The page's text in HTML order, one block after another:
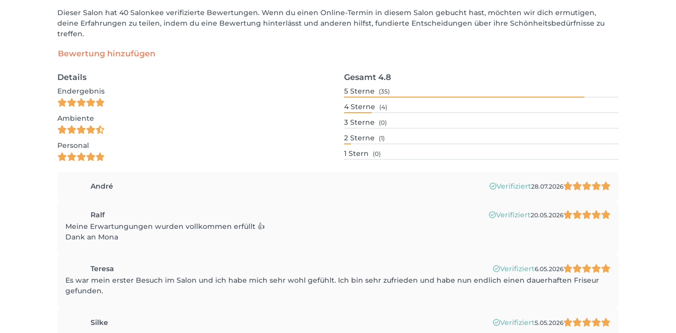
Dieser Salon hat 40 Salonkee verifizierte Bewertungen. Wenn du einen Online-Termin in diesem Salon gebucht hast, möchten wir dich ermutigen,
deine Erfahrungen zu teilen, indem du eine Bewertung hinterlässt und anderen hilfst, fundierte Entscheidungen über ihre Schönheitsbedürfnisse zu
treffen.
Bewertung hinzufügen
Details
Endergebnis
Ambiente
Personal
Gesamt 4.8
5 Sterne (35)
4 Sterne (4)
3 Sterne (0)
2 Sterne (1)
1 Stern (0)
André Verifiziert28.07.2026
Ralf Verifiziert20.05.2026
Meine Erwartungungen wurden vollkommen erfüllt 👍
Dank an Mona
Teresa Verifiziert6.05.2026
Es war mein erster Besuch im Salon und ich habe mich sehr wohl gefühlt. Ich bin sehr zufrieden und habe nun endlich einen dauerhaften Friseur
gefunden.
Silke Verifiziert5.05.2026